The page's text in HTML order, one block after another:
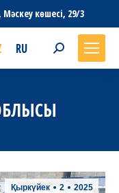
көшесі, 29/3
RU Search:
Қыркүйек 2 2025